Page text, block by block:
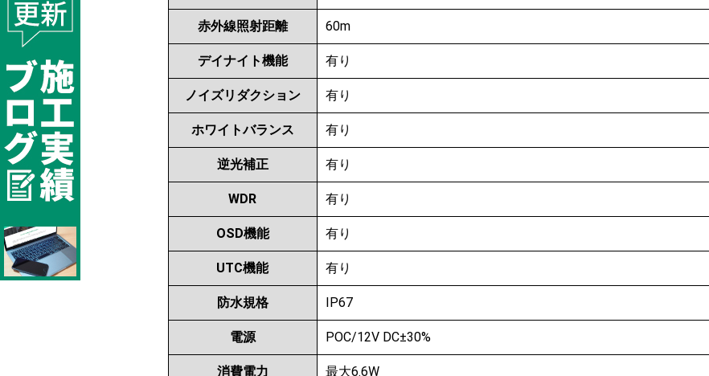
赤外線照射距離 60m
デイナイト機能 有り
ノイズリダクション 有り
ホワイトバランス 有り
逆光補正 有り
WDR 有り
OSD機能 有り
UTC機能 有り
防水規格 IP67
電源 POC/12V DC±30%
消費電力 最大6.6W